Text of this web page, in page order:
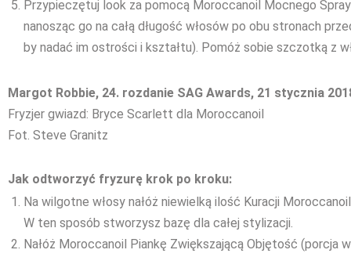
Przypieczętuj look za pomocą Moroccanoil Mocnego
nanosząc go na całą długość włosów po obu stronach
by nadać im ostrości i kształtu). Pomóż sobie szczotką z
Margot Robbie, 24. rozdanie SAG Awards, 21 stycznia
Fryzjer gwiazd: Bryce Scarlett dla Moroccanoil
Fot. Steve Granitz
Jak odtworzyć fryzurę krok po kroku:
Na wilgotne włosy nałóż niewielką ilość Kuracji
W ten sposób stworzysz bazę dla całej stylizacji.
Nałóż Moroccanoil Piankę Zwiększającą Objętość (porcja